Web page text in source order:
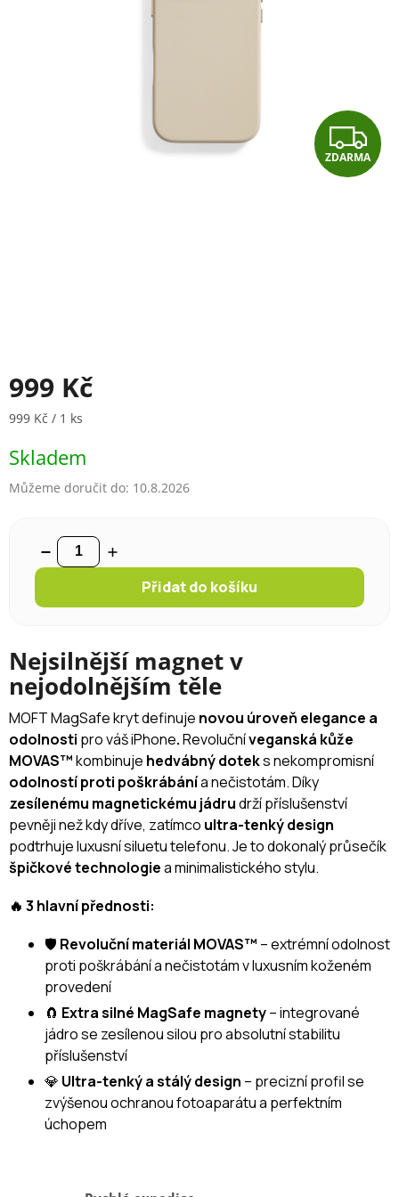
Z
D
ZDARMA
999 Kč
Měrná cena:
999 Kč / 1 ks
Skladem
Můžeme doručit do: 10.8.2026
Přidat do košíku
Nejsilnější magnet v
nejodolnějším těle
MOFT MagSafe kryt definuje novou úroveň elegance a
odolnosti pro váš iPhone.Revolučníveganská kůže
MOVAS™kombinuje hedvábný doteks nekompromisní
odolností proti poškrábánía nečistotám. Díky
zesílenému magnetickému jádrudrží příslušenství
pevněji než kdy dříve, zatímco ultra-tenký design
podtrhuje luxusní siluetu telefonu. Je to dokonalý průsečík
špičkové technologiea minimalistického stylu.
🔥 3 hlavní přednosti:
🛡️ Revoluční materiál MOVAS™ – extrémní odolnost
proti poškrábání a nečistotám v luxusním koženém
provedení
🧲 Extra silné MagSafe magnety– integrované
jádro se zesílenou silou pro absolutní stabilitu
příslušenství
💎 Ultra-tenký a stálý design – precizní profil se
zvýšenou ochranou fotoaparátu a perfektním
úchopem